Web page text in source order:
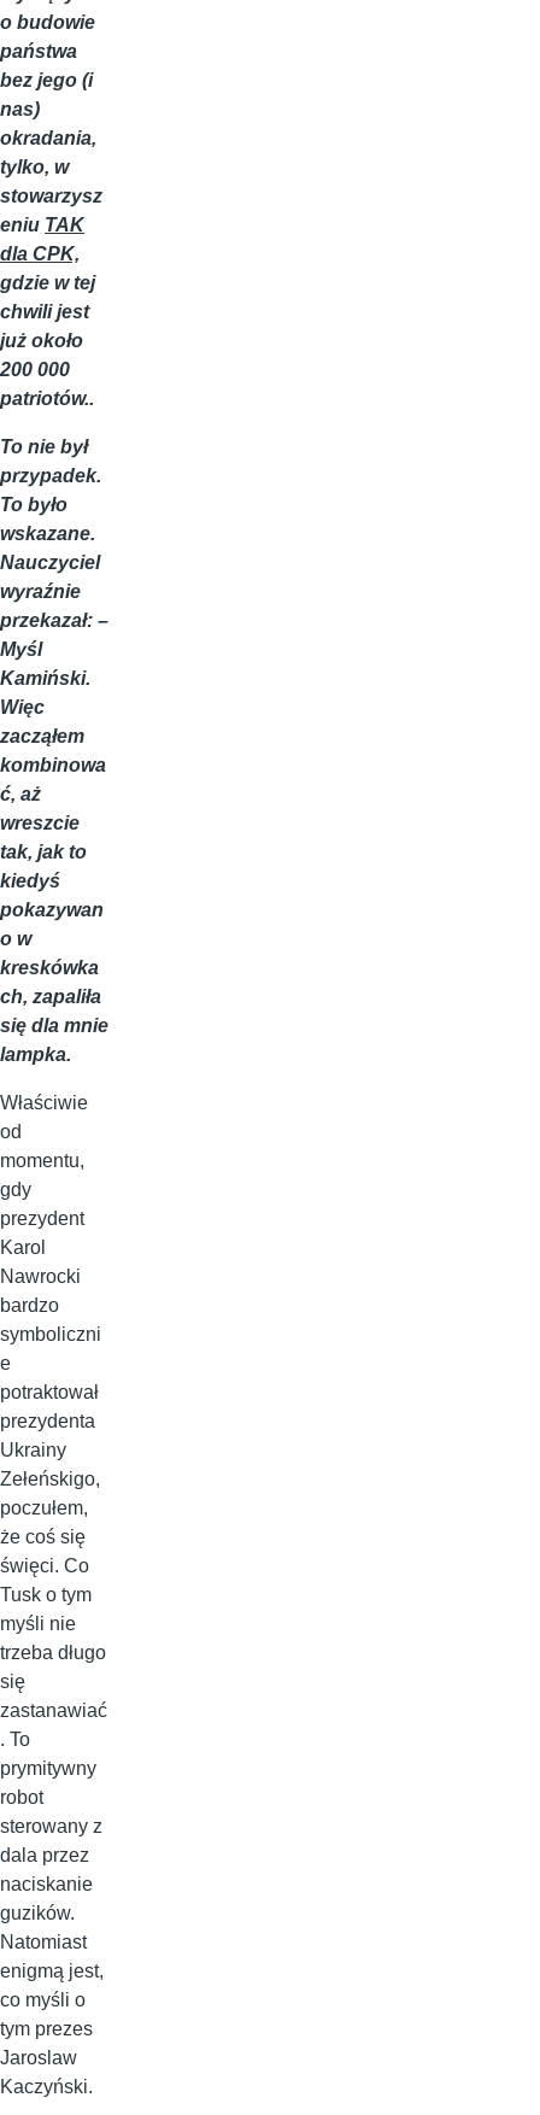
o budowie
państwa
bez jego (i
nas)
okradania,
tylko, w
stowarzysz
eniu TAK
dla CPK,
gdzie w tej
chwili jest
już około
200 000
patriotów..
To nie był
przypadek.
To było
wskazane.
Nauczyciel
wyraźnie
przekazał: –
Myśl
Kamiński.
Więc
zacząłem
kombinowa
ć, aż
wreszcie
tak, jak to
kiedyś
pokazywan
o w
kreskówka
ch, zapaliła
się dla mnie
lampka.
Właściwie
od
momentu,
gdy
prezydent
Karol
Nawrocki
bardzo
symboliczni
e
potraktował
prezydenta
Ukrainy
Zełeńskigo,
poczułem,
że coś się
święci. Co
Tusk o tym
myśli nie
trzeba długo
się
zastanawiać
. To
prymitywny
robot
sterowany z
dala przez
naciskanie
guzików.
Natomiast
enigmą jest,
co myśli o
tym prezes
Jaroslaw
Kaczyński.